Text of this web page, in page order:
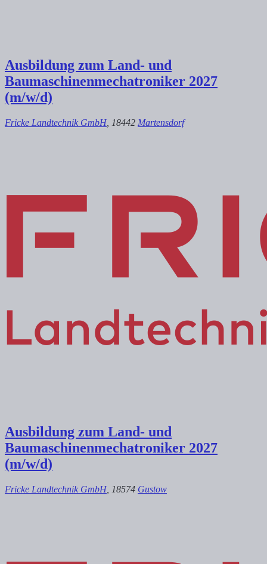
Ausbildung zum Land- und
Baumaschinenmechatroniker 2027
(m/w/d)
Fricke Landtechnik GmbH , 18442 Martensdorf
Ausbildung zum Land- und
Baumaschinenmechatroniker 2027
(m/w/d)
Fricke Landtechnik GmbH , 18574 Gustow